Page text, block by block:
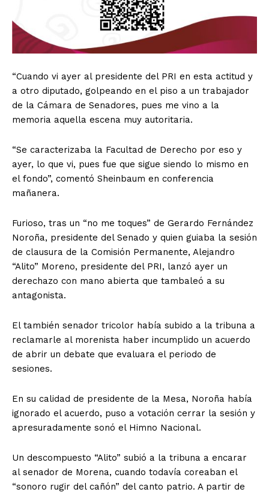
“Cuando vi ayer al presidente del PRI en esta actitud y
a otro diputado, golpeando en el piso a un trabajador
de la Cámara de Senadores, pues me vino a la
memoria aquella escena muy autoritaria.
“Se caracterizaba la Facultad de Derecho por eso y
ayer, lo que vi, pues fue que sigue siendo lo mismo en
el fondo”, comentó Sheinbaum en conferencia
mañanera.
Furioso, tras un “no me toques” de Gerardo Fernández
Noroña, presidente del Senado y quien guiaba la sesión
de clausura de la Comisión Permanente, Alejandro
“Alito” Moreno, presidente del PRI, lanzó ayer un
derechazo con mano abierta que tambaleó a su
antagonista.
El también senador tricolor había subido a la tribuna a
reclamarle al morenista haber incumplido un acuerdo
de abrir un debate que evaluara el periodo de
sesiones.
En su calidad de presidente de la Mesa, Noroña había
ignorado el acuerdo, puso a votación cerrar la sesión y
apresuradamente sonó el Himno Nacional.
Un descompuesto “Alito” subió a la tribuna a encarar
al senador de Morena, cuando todavía coreaban el
“sonoro rugir del cañón” del canto patrio. A partir de